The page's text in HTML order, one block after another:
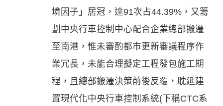
境因子」居冠，達91次占44.39%，又籌
劃中央行車控制中心配合企業總部搬遷
至南港，惟未審酌都市更新審議程序作
業冗長，未能合理擬定工程發包施工期
程，且總部搬遷決策前後反覆，耽延建
置現代化中央行車控制系統(下稱CTC系